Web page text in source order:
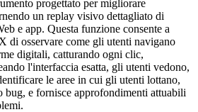
progettato per migliorare
un replay visivo dettagliato di
e app. Questa funzione consente a
di osservare come gli utenti navigano
digitali, catturando ogni clic,
l'interfaccia esatta, gli utenti vedono,
le aree in cui gli utenti lottano,
bug, e fornisce approfondimenti attuabili